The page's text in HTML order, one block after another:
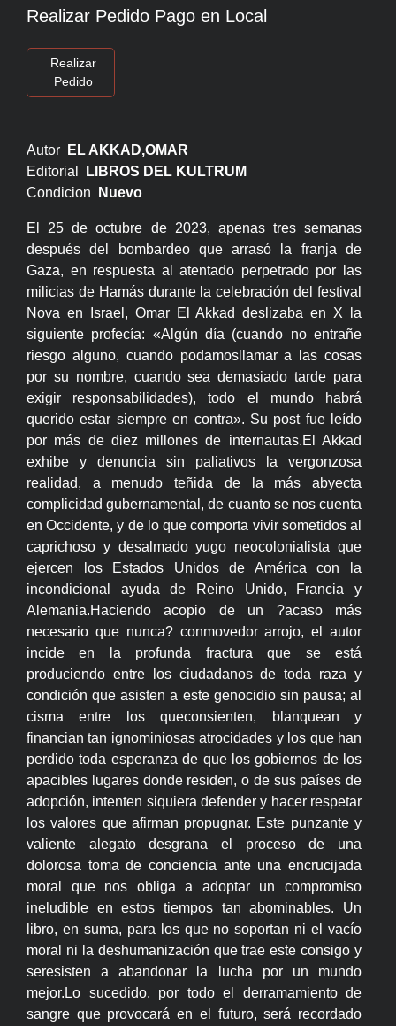
Realizar Pedido Pago en Local
Realizar
Pedido
Autor
EL AKKAD,OMAR
Editorial
LIBROS DEL KULTRUM
Condicion
Nuevo
El 25 de octubre de 2023, apenas tres semanas
después del bombardeo que arrasó la franja de
Gaza, en respuesta al atentado perpetrado por las
milicias de Hamás durante la celebración del festival
Nova en Israel, Omar El Akkad deslizaba en X la
siguiente profecía: «Algún día (cuando no entrañe
riesgo alguno, cuando podamosllamar a las cosas
por su nombre, cuando sea demasiado tarde para
exigir responsabilidades), todo el mundo habrá
querido estar siempre en contra». Su post fue leído
por más de diez millones de internautas.El Akkad
exhibe y denuncia sin paliativos la vergonzosa
realidad, a menudo teñida de la más abyecta
complicidad gubernamental, de cuanto se nos cuenta
en Occidente, y de lo que comporta vivir sometidos al
caprichoso y desalmado yugo neocolonialista que
ejercen los Estados Unidos de América con la
incondicional ayuda de Reino Unido, Francia y
Alemania.Haciendo acopio de un ?acaso más
necesario que nunca? conmovedor arrojo, el autor
incide en la profunda fractura que se está
produciendo entre los ciudadanos de toda raza y
condición que asisten a este genocidio sin pausa; al
cisma entre los queconsienten, blanquean y
financian tan ignominiosas atrocidades y los que han
perdido toda esperanza de que los gobiernos de los
apacibles lugares donde residen, o de sus países de
adopción, intenten siquiera defender y hacer respetar
los valores que afirman propugnar. Este punzante y
valiente alegato desgrana el proceso de una
dolorosa toma de conciencia ante una encrucijada
moral que nos obliga a adoptar un compromiso
ineludible en estos tiempos tan abominables. Un
libro, en suma, para los que no soportan ni el vacío
moral ni la deshumanización que trae este consigo y
seresisten a abandonar la lucha por un mundo
mejor.Lo sucedido, por todo el derramamiento de
sangre que provocará en el futuro, será recordado